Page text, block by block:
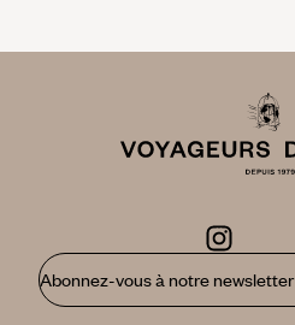
Abonnez-vous à notre newsletter